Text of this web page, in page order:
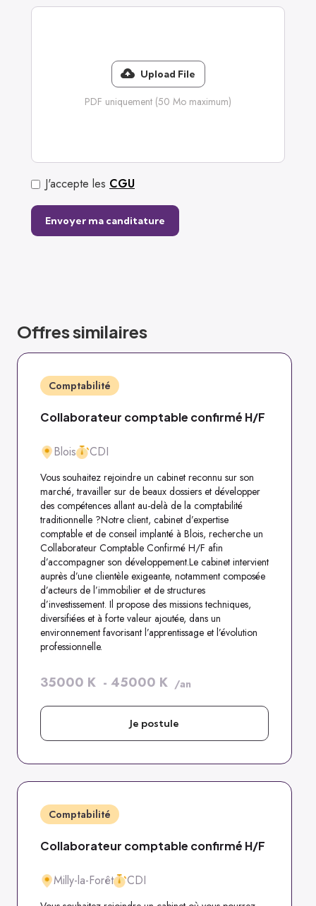
Upload File
PDF uniquement (50 Mo maximum)
J'accepte les CGU
Offres similaires
Comptabilité
Collaborateur comptable confirmé H/F
Blois CDI
Vous souhaitez rejoindre un cabinet reconnu sur son
marché, travailler sur de beaux dossiers et développer
des compétences allant au-delà de la comptabilité
traditionnelle ?Notre client, cabinet d’expertise
comptable et de conseil implanté à Blois, recherche un
Collaborateur Comptable Confirmé H/F afin
d’accompagner son développement.Le cabinet intervient
auprès d’une clientèle exigeante, notamment composée
d’acteurs de l’immobilier et de structures
d’investissement. Il propose des missions techniques,
diversifiées et à forte valeur ajoutée, dans un
environnement favorisant l’apprentissage et l’évolution
professionnelle.
35000 K - 45000 K /an
Je postule
Comptabilité
Collaborateur comptable confirmé H/F
Milly-la-Forêt CDI